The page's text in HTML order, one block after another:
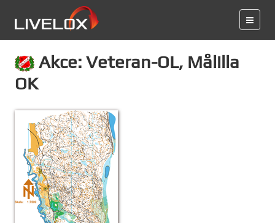
Akce: Veteran-OL, Målilla
OK